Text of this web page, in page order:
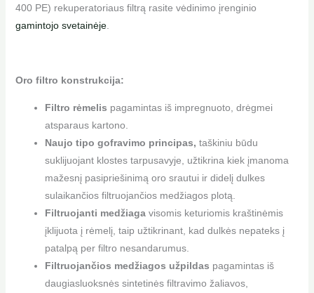
400 PE) rekuperatoriaus filtrą rasite vėdinimo įrenginio
gamintojo svetainėje.
Oro filtro konstrukcija:
Filtro rėmelis pagamintas iš impregnuoto, drėgmei
atsparaus kartono.
Naujo tipo gofravimo principas, taškiniu būdu
suklijuojant klostes tarpusavyje, užtikrina kiek įmanoma
mažesnį pasipriešinimą oro srautui ir didelį dulkes
sulaikančios filtruojančios medžiagos plotą.
Filtruojanti medžiagavisomis keturiomis kraštinėmis
įklijuota į rėmelį, taip užtikrinant, kad dulkės nepateks į
patalpą per filtro nesandarumus.
Filtruojančios medžiagos užpildas pagamintas iš
daugiasluoksnės sintetinės filtravimo žaliavos,